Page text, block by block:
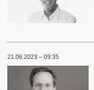
21.06.2023 – 09:35